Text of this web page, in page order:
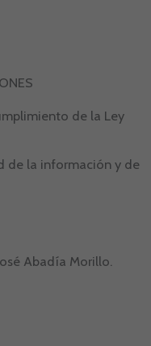
de la Ley
de la información y de
Abadía Morillo.